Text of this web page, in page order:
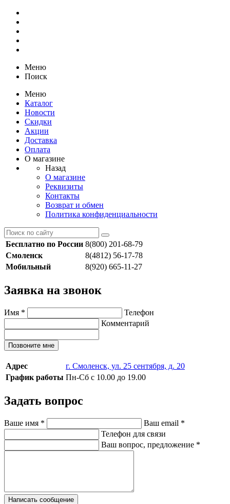
Меню
Поиск
Меню
Каталог
Новости
Скидки
Акции
Доставка
Оплата
О магазине
Назад
О магазине
Реквизиты
Контакты
Возврат и обмен
Политика конфиденциальности
Бесплатно по России 8(800) 201-68-79
Смоленск
8(4812) 56-17-78
Мобильный
8(920) 665-11-27
Заявка на звонок
Имя *
Телефон
Комментарий
Позвоните мне
Адрес
г. Смоленск, ул. 25 сентября, д. 20
График работы Пн-Сб с 10.00 до 19.00
Задать вопрос
Ваше имя * Ваш email *
Телефон для связи
Ваш вопрос, предложение *
Написать сообщение